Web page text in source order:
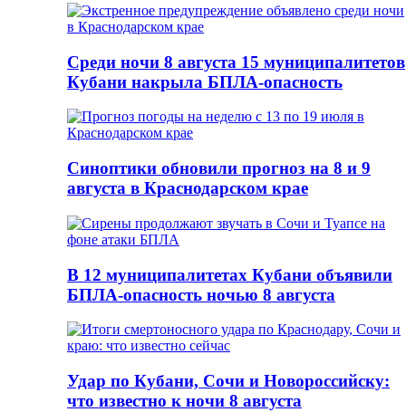
Среди ночи 8 августа 15 муниципалитетов
Кубани накрыла БПЛА-опасность
Синоптики обновили прогноз на 8 и 9
августа в Краснодарском крае
В 12 муниципалитетах Кубани объявили
БПЛА-опасность ночью 8 августа
Удар по Кубани, Сочи и Новороссийску:
что известно к ночи 8 августа